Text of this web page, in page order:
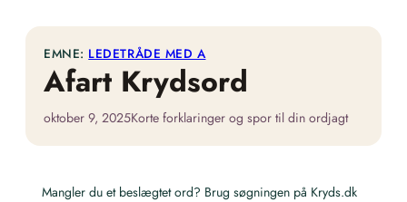
EMNE: LEDETRÅDE MED A
Afart Krydsord
oktober 9, 2025Korte forklaringer og spor til din ordjagt
Mangler du et beslægtet ord? Brug søgningen på Kryds.dk